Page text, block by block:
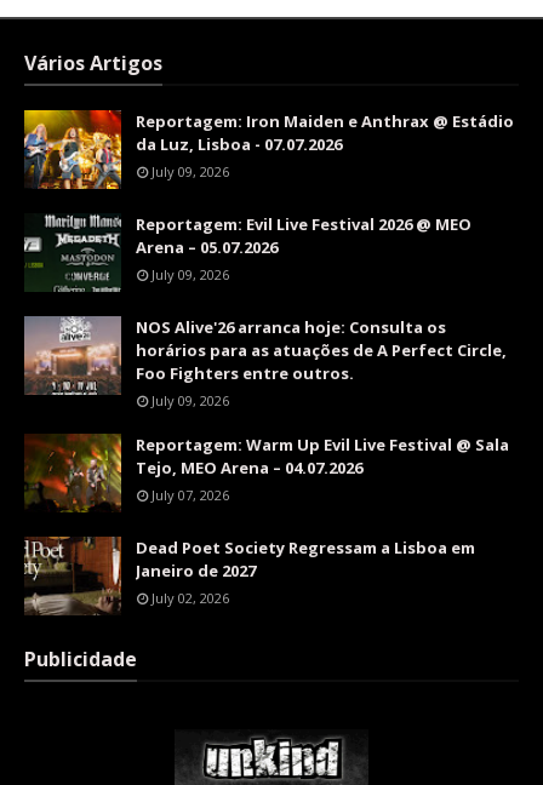
Vários Artigos
Reportagem: Iron Maiden e Anthrax @ Estádio
da Luz, Lisboa - 07.07.2026
July 09, 2026
Reportagem: Evil Live Festival 2026 @ MEO
Arena – 05.07.2026
July 09, 2026
NOS Alive'26 arranca hoje: Consulta os
horários para as atuações de A Perfect Circle,
Foo Fighters entre outros.
July 09, 2026
Reportagem: Warm Up Evil Live Festival @ Sala
Tejo, MEO Arena – 04.07.2026
July 07, 2026
Dead Poet Society Regressam a Lisboa em
Janeiro de 2027
July 02, 2026
Publicidade